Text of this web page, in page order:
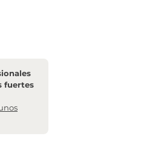
fuertes